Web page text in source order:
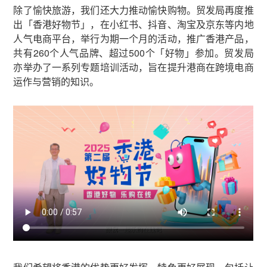
除了愉快旅游，我们还大力推动愉快购物。贸发局再度推
出「香港好物节」，在小红书、抖音、淘宝及京东等内地
人气电商平台，举行为期一个月的活动，推广香港产品，
共有260个人气品牌、超过500个「好物」参加。贸发局
亦举办了一系列专题培训活动，旨在提升港商在跨境电商
运作与营销的知识。